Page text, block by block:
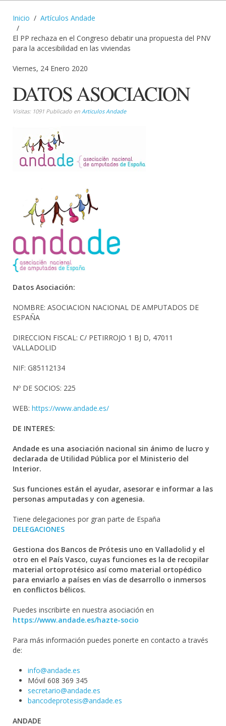
Inicio Artículos Andade
El PP rechaza en el Congreso debatir una propuesta del PNV
para la accesibilidad en las viviendas
Viernes, 24 Enero 2020
DATOS ASOCIACION
Visitas: 1091 Publicado en Articulos Andade
Datos Asociación:
NOMBRE: ASOCIACION NACIONAL DE AMPUTADOS DE
ESPAÑA
DIRECCION FISCAL: C/ PETIRROJO 1 BJ D, 47011
VALLADOLID
NIF: G85112134
Nº DE SOCIOS: 225
WEB: https://www.andade.es/
DE INTERES:
Andade es una asociación nacional sin ánimo de lucro y
declarada de Utilidad Pública por el Ministerio del
Interior.
Sus funciones están el ayudar, asesorar e informar a las
personas amputadas y con agenesia.
Tiene delegaciones por gran parte de España
DELEGACIONES
Gestiona dos Bancos de Prótesis uno en Valladolid y el
otro en el País Vasco, cuyas funciones es la de recopilar
material ortoprotésico así como material ortopédico
para enviarlo a países en vías de desarrollo o inmersos
en conflictos bélicos.
Puedes inscribirte en nuestra asociación en
https://www.andade.es/hazte-socio
Para más información puedes ponerte en contacto a través
de:
info@andade.es
Móvil 608 369 345
secretario@andade.es
bancodeprotesis@andade.es
ANDADE